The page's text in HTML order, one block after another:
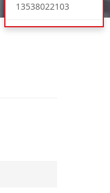
13538022103